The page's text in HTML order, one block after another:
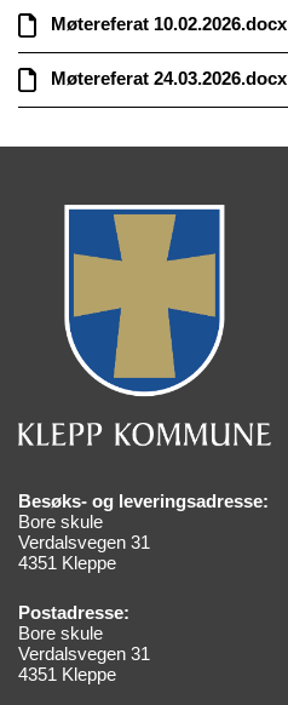
Møtereferat 10.02.2026.docx
Møtereferat 24.03.2026.docx
Besøks- og leveringsadresse:
Bore skule
Verdalsvegen 31
4351 Kleppe
Postadresse:
Bore skule
Verdalsvegen 31
4351 Kleppe